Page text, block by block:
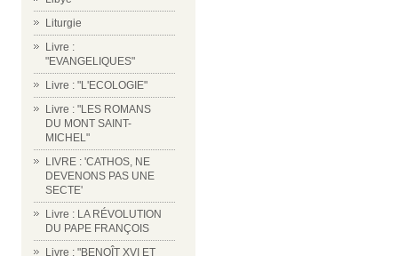
Liturgie
Livre :
"EVANGELIQUES"
Livre : "L'ECOLOGIE"
Livre : "LES ROMANS
DU MONT SAINT-
MICHEL"
LIVRE : 'CATHOS, NE
DEVENONS PAS UNE
SECTE'
Livre : LA RÉVOLUTION
DU PAPE FRANÇOIS
Livre : "BENOÎT XVI ET